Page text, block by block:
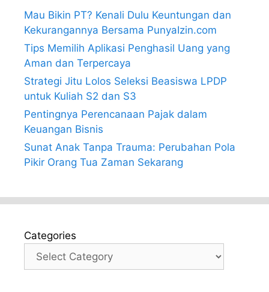
Mau Bikin PT? Kenali Dulu Keuntungan dan
Kekurangannya Bersama PunyaIzin.com
Tips Memilih Aplikasi Penghasil Uang yang
Aman dan Terpercaya
Strategi Jitu Lolos Seleksi Beasiswa LPDP
untuk Kuliah S2 dan S3
Pentingnya Perencanaan Pajak dalam
Keuangan Bisnis
Sunat Anak Tanpa Trauma: Perubahan Pola
Pikir Orang Tua Zaman Sekarang
Categories